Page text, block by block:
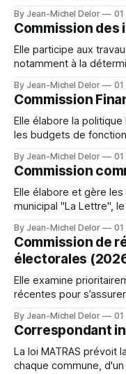
voirie, trottoirs,
urbains. Elle peut aussi proposer un programme de
travaux, prioriser les
des
By Jean-Michel Delor 01
Commission
Elle participe aux
notamment à la
bâties. Elle se compose également de l'ensemble du
Conseil Municipal
cosplay category
By Jean-Michel Delor 01
Commission
Elle élabore la
les budgets de
recherche des sources
d’emprunt et suit les
prospective financière. Elle recense les besoins
autres commissions
By Jean-Michel Delor 01
Commission
Elle élabore et gère
municipal "La Lettre",
les actualités sur les
conseil pour favoriser
les
By Jean-Michel Delor 01
Commission de
électorales
Elle examine
récentes pour
recours administratifs
formés contre les refus
par le Maire. Elle peut réformer ces décisions à la majorité,
procéder
By Jean-Michel Delor 01
Correspondant
La loi MATRAS prévoit
chaque commune,